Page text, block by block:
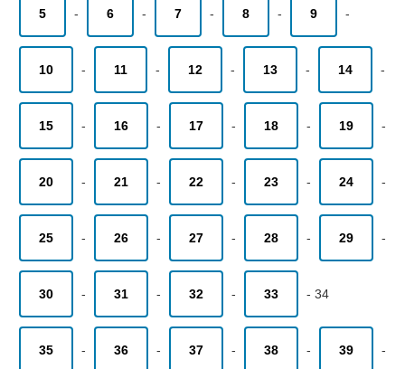
5 - 6 - 7 - 8 - 9 -
10 - 11 - 12 - 13 - 14 -
15 - 16 - 17 - 18 - 19 -
20 - 21 - 22 - 23 - 24 -
25 - 26 - 27 - 28 - 29 -
30 - 31 - 32 - 33 - 34
35 - 36 - 37 - 38 - 39 -